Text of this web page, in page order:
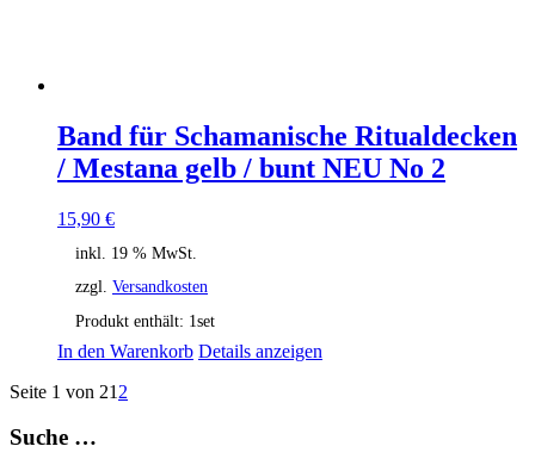
Band für Schamanische Ritualdecken
/ Mestana gelb / bunt NEU No 2
15,90 €
inkl. 19 % MwSt.
zzgl. Versandkosten
Produkt enthält: 1set
In den Warenkorb Details anzeigen
Seite 1 von 21 2
Suche …